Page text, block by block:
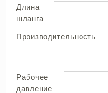
Длина
шланга
Производительность
Рабочее
давление